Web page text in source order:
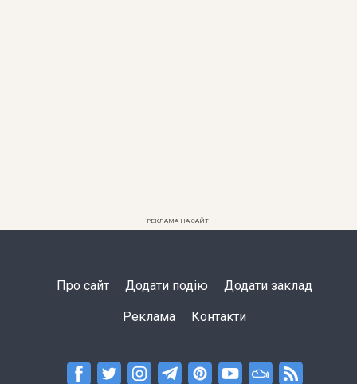
РЕКЛАМА НА САЙТІ
Про сайт Додати подію Додати заклад
Реклама Контакти